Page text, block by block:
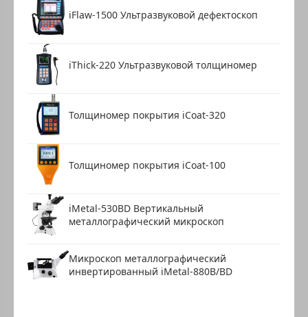
iFlaw-1500 Ультразвуковой дефектоскоп
iThick-220 Ультразвуковой толщиномер
Толщиномер покрытия iCoat-320
Толщиномер покрытия iCoat-100
iMetal-530BD Вертикальный
металлографический микроскоп
Микроскоп металлографический
инвертированный iMetal-880B/BD